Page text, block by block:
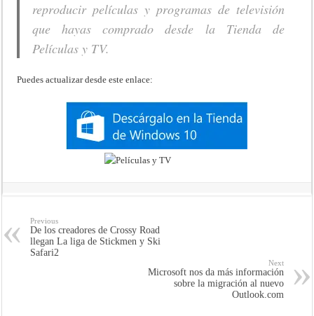
reproducir películas y programas de televisión
que hayas comprado desde la Tienda de
Películas y TV.
Puedes actualizar desde este enlace:
Previous
De los creadores de Crossy Road
llegan La liga de Stickmen y Ski
Safari2
Next
Microsoft nos da más información
sobre la migración al nuevo
Outlook.com